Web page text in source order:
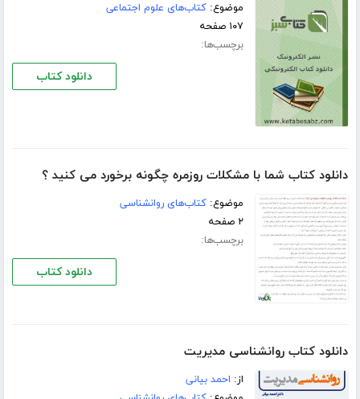
موضوع:کتاب‌های علوم اجتماعی
۱۰۷ صفحه
برچسب‌ها:
دانلود کتاب
دانلود کتاب شما با مشکلات روزمره چگونه برخورد می کنید ؟
موضوع:کتاب‌های روانشناسی
۲ صفحه
برچسب‌ها:
دانلود کتاب
دانلود کتاب روانشناسی مدیریت
از: احمد بیانی